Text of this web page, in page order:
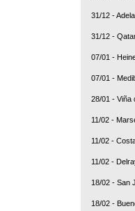
31/12 -
31/12 -
07/01 -
07/01 -
28/01 - Viña
11/02 -
11/02 -
11/02 -
18/02 - San
18/02 -